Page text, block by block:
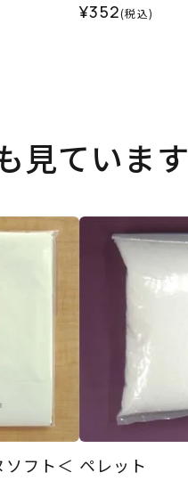
¥352(税込)
見ています
フト＜ ペレット